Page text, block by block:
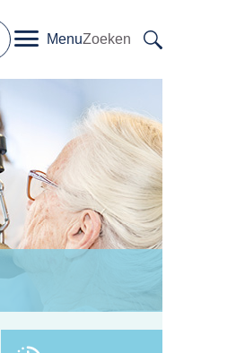
MenuZoeken